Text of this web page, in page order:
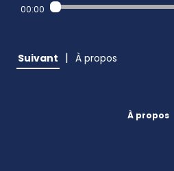
00:00
Suivant | À propos
À propos